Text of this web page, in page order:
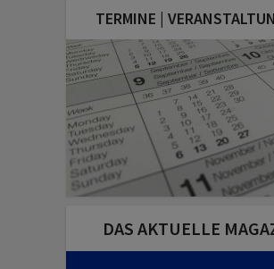
TERMINE |
DAS AKTUELLE